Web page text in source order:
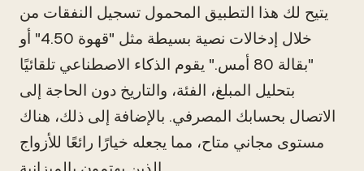
يتيح لك هذا التطبيق المحمول تسجيل النفقات من
خلال إدخالات نصية بسيطة مثل "قهوة 4.50" أو
"بقالة 80 أمس." يقوم الذكاء الاصطناعي تلقائيًا
بتحليل المبلغ، الفئة، والتاريخ دون الحاجة إلى
الاتصال بحسابك المصرفي. بالإضافة إلى ذلك، هناك
مستوى مجاني متاح، مما يجعله خيارًا رائعًا للأزواج